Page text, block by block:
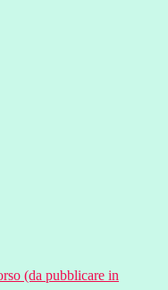
(da pubblicare in